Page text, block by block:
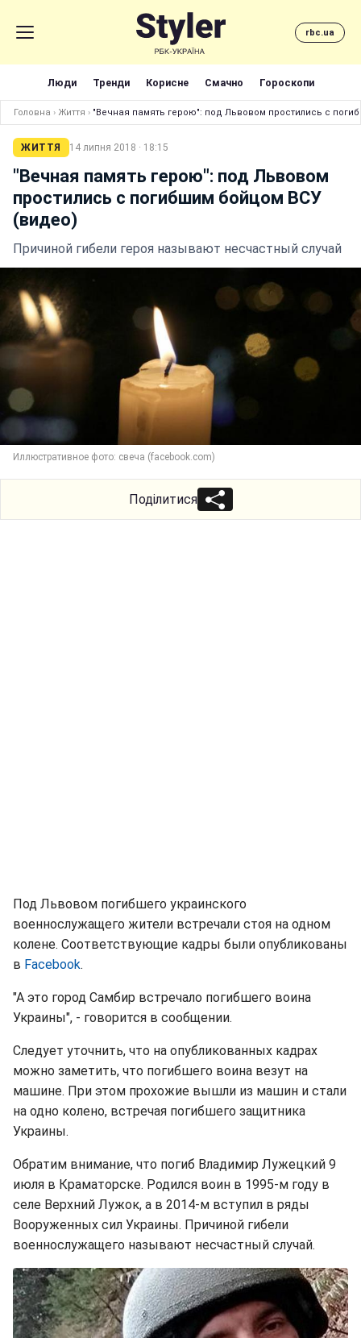
rbc.ua
Люди Тренди Корисне Смачно Гороскопи
Головна › Життя › "Вечная память герою": под Львовом простились с
ЖИТТЯ 14 липня 2018 · 18:15
"Вечная память герою": под Львовом
простились с погибшим бойцом ВСУ
(видео)
Причиной гибели героя называют несчастный случай
Иллюстративное фото: свеча (facebook.com)
Поділитися
Под Львовом погибшего украинского
военнослужащего жители встречали стоя на одном
колене. Соответствующие кадры были опубликованы
в Facebook.
"А это город Самбир встречало погибшего воина
Украины", - говорится в сообщении.
Следует уточнить, что на опубликованных кадрах
можно заметить, что погибшего воина везут на
машине. При этом прохожие вышли из машин и стали
на одно колено, встречая погибшего защитника
Украины.
Обратим внимание, что погиб Владимир Лужецкий 9
июля в Краматорске. Родился воин в 1995-м году в
селе Верхний Лужок, а в 2014-м вступил в ряды
Вооруженных сил Украины. Причиной гибели
военнослужащего называют несчастный случай.